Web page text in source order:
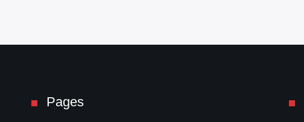
Pages